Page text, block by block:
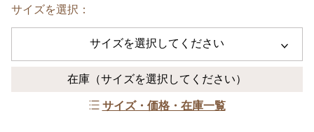
サイズを選択：
サイズを選択してください
在庫 （サイズを選択してください）
サイズ・価格・在庫一覧